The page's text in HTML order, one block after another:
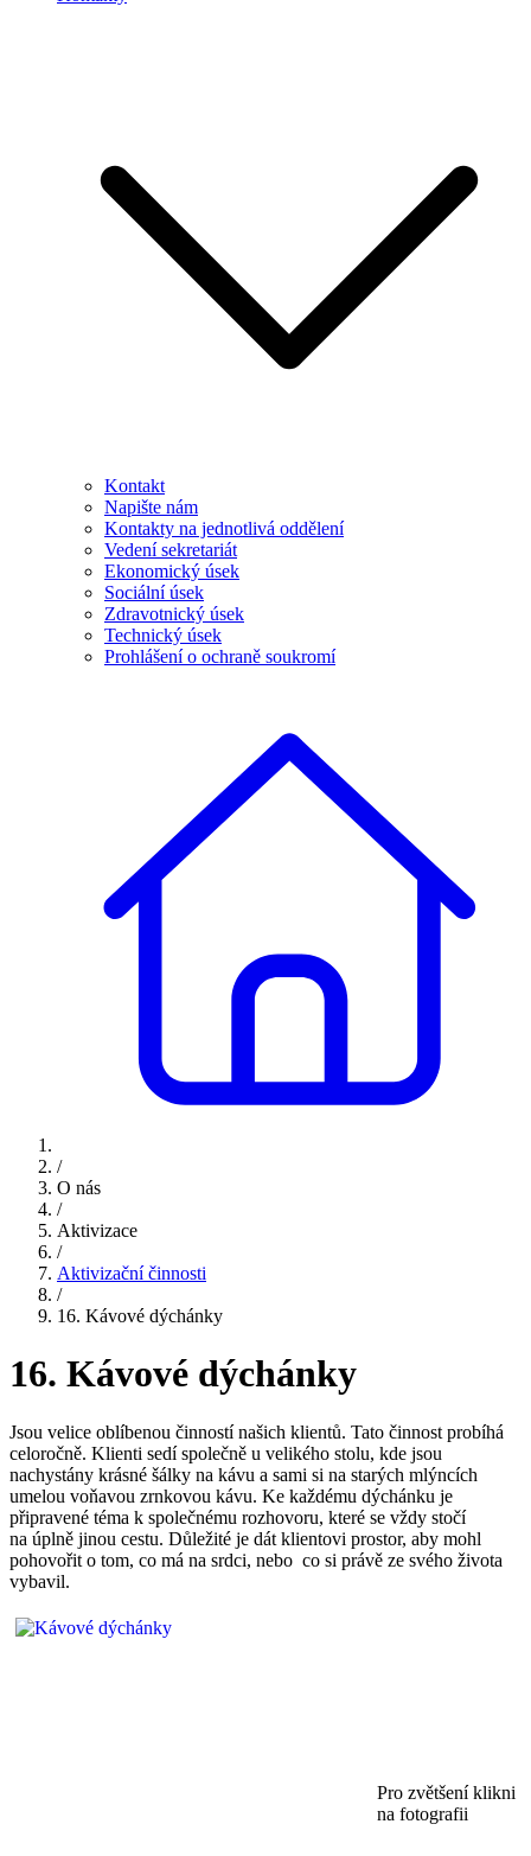
Kontakt
Napište nám
Kontakty na jednotlivá oddělení
Vedení sekretariát
Ekonomický úsek
Sociální úsek
Zdravotnický úsek
Technický úsek
Prohlášení o ochraně soukromí
/
O nás
/
Aktivizace
/
Aktivizační činnosti
/
16. Kávové dýchánky
16. Kávové dýchánky
Jsou velice oblíbenou činností našich klientů. Tato činnost probíhá
celoročně. Klienti sedí společně u velikého stolu, kde jsou
nachystány krásné šálky na kávu a sami si na starých mlýncích
umelou voňavou zrnkovou kávu. Ke každému dýchánku je
připravené téma k společnému rozhovoru, které se vždy stočí
na úplně jinou cestu. Důležité je dát klientovi prostor, aby mohl
pohovořit o tom, co má na srdci, nebo co si právě ze svého života
vybavil.
Pro zvětšení klikni
na fotografii